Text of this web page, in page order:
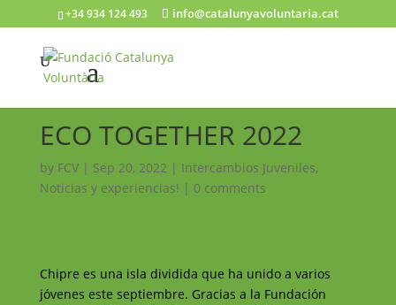
+34 934 124 493 info@catalunyavoluntaria.cat
ECO TOGETHER 2022
by FCV| Sep 20, 2022 | Intercambios Juveniles,
Noticias y experiencias! | 0 comments
Chipre es una isla dividida que ha unido a varios
jóvenes este septiembre. Gracias a la Fundación